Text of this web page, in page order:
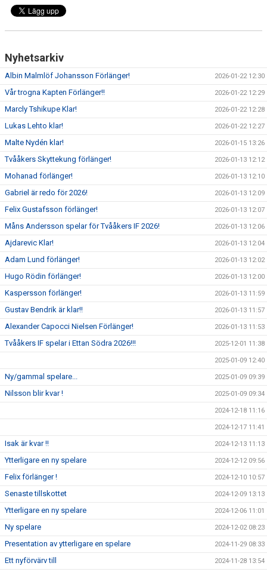
Nyhetsarkiv
Albin Malmlöf Johansson Förlänger! 2026-01-22 12:30
Vår trogna Kapten Förlänger!! 2026-01-22 12:29
Marcly Tshikupe Klar! 2026-01-22 12:28
Lukas Lehto klar! 2026-01-22 12:27
Malte Nydén klar! 2026-01-15 13:26
Tvååkers Skyttekung förlänger! 2026-01-13 12:12
Mohanad förlänger! 2026-01-13 12:10
Gabriel är redo för 2026! 2026-01-13 12:09
Felix Gustafsson förlänger! 2026-01-13 12:07
Måns Andersson spelar för Tvååkers IF 2026! 2026-01-13 12:06
Ajdarevic Klar! 2026-01-13 12:04
Adam Lund förlänger! 2026-01-13 12:02
Hugo Rödin förlänger! 2026-01-13 12:00
Kaspersson förlänger! 2026-01-13 11:59
Gustav Bendrik är klar!! 2026-01-13 11:57
Alexander Capocci Nielsen Förlänger! 2026-01-13 11:53
Tvååkers IF spelar i Ettan Södra 2026!!! 2025-12-01 11:38
2025-01-09 12:40
Ny/gammal spelare... 2025-01-09 09:39
Nilsson blir kvar ! 2025-01-09 09:34
2024-12-18 11:16
2024-12-17 11:41
Isak är kvar !! 2024-12-13 11:13
Ytterligare en ny spelare 2024-12-12 09:56
Felix förlänger ! 2024-12-10 10:57
Senaste tillskottet 2024-12-09 13:13
Ytterligare en ny spelare 2024-12-06 11:01
Ny spelare 2024-12-02 08:23
Presentation av ytterligare en spelare 2024-11-29 08:33
Ett nyförvärv till 2024-11-28 13:54